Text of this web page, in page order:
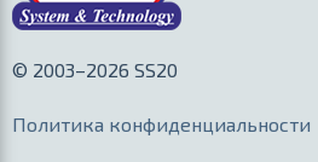
© 2003–2026 SS20
Политика конфиденциальности